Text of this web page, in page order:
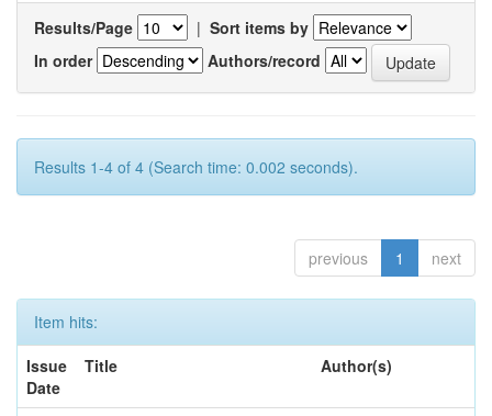
Results/Page | Sort items by
In order
Authors/record
Results 1-4 of 4 (Search time: 0.002 seconds).
previous 1 next
Item hits:
Issue
Date
Title Author(s)